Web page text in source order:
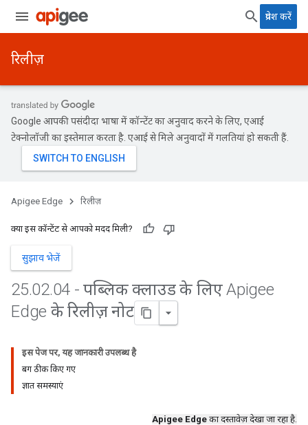
प्रवेश करें
रिलीज़
Google आपकी पसंदीदा भाषा में कॉन्टेंट का अनुवाद करने के लिए, एआई
टेक्नोलॉजी का इस्तेमाल करता है. एआई से मिले अनुवादों में गलतियां हो सकती हैं.
Apigee Edge रिलीज़
क्या इस कॉन्टेंट से आपको मदद मिली?
सुझाव भेजें
25.02.04 - पब्लिक क्लाउड के लिए Apigee
Edge के रिलीज़ नोट
इस पेज पर, यह जानकारी उपलब्ध है
बग ठीक किए गए
ज्ञात समस्याएं
Apigee Edge का दस्तावेज़ देखा जा रहा है.